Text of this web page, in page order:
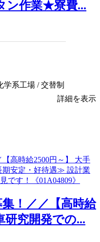
ン作業★寮費...
系工場 / 交替制
詳細を表示
！／／【高時給
研究開発での...